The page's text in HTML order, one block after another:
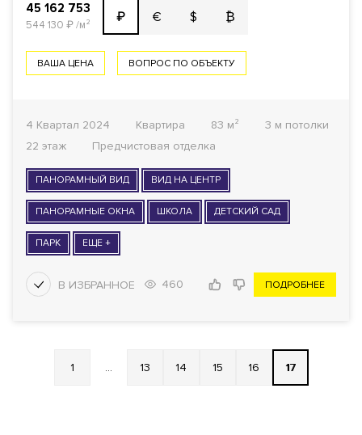
45 162 753
544 130 ₽/м² ₽ € $ ₿
ВАША ЦЕНА ВОПРОС ПО ОБЪЕКТУ
4 Квартал 2024 Квартира 83 м²
3 м потолки
22 этаж
Предчистовая отделка
ПАНОРАМНЫЙ ВИД ВИД НА ЦЕНТР
ПАНОРАМНЫЕ ОКНА ШКОЛА ДЕТСКИЙ САД
ПАРК ЕЩЕ +
460 ПОДРОБНЕЕ
1 ... 13 14 15 16 17